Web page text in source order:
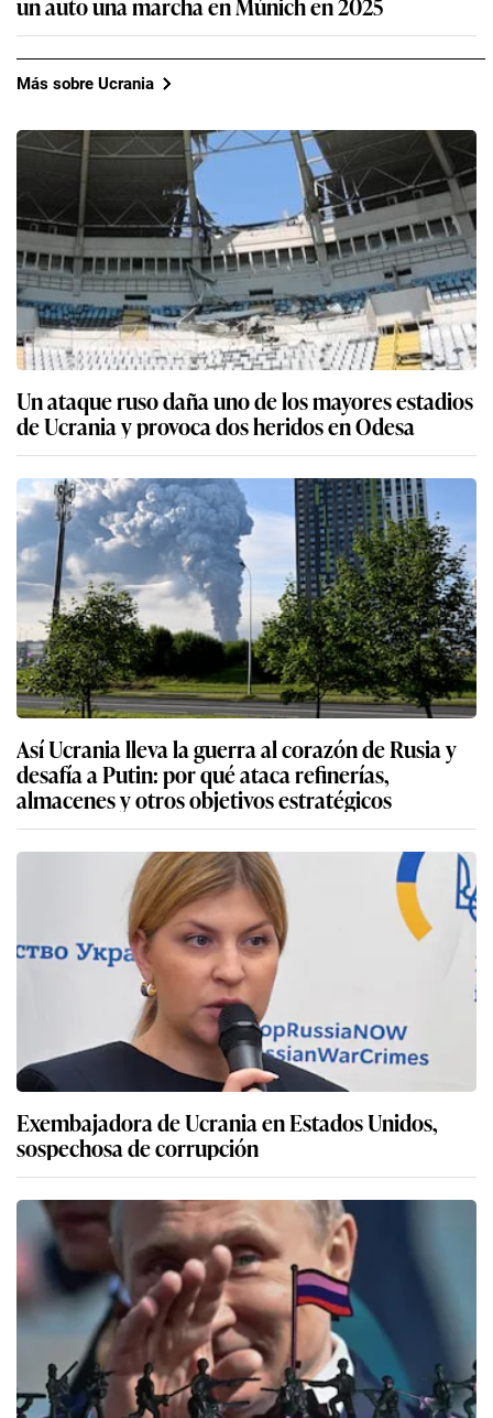
Más sobre Ucrania
Un ataque ruso daña uno de los mayores estadios
de Ucrania y provoca dos heridos en Odesa
Así Ucrania lleva la guerra al corazón de Rusia y
desafía a Putin: por qué ataca refinerías,
almacenes y otros objetivos estratégicos
Exembajadora de Ucrania en Estados Unidos,
sospechosa de corrupción